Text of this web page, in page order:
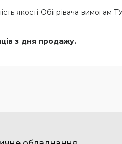
якості Обігрівача
з дня продажу.